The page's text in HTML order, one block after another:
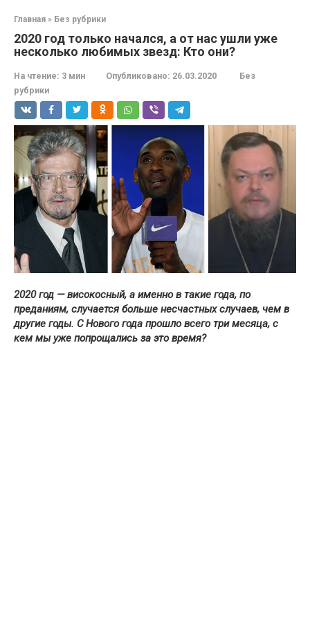
Главная » Без рубрики
2020 год только начался, а от нас ушли уже
несколько любимых звезд: Кто они?
На чтение: 3 мин Опубликовано: 26.03.2020
Без
рубрики
2020 год — високосный, а именно в такие года, по
преданиям, случается больше несчастных случаев, чем в
другие годы. С Нового года прошло всего три месяца, с
кем мы уже попрощались за это время?